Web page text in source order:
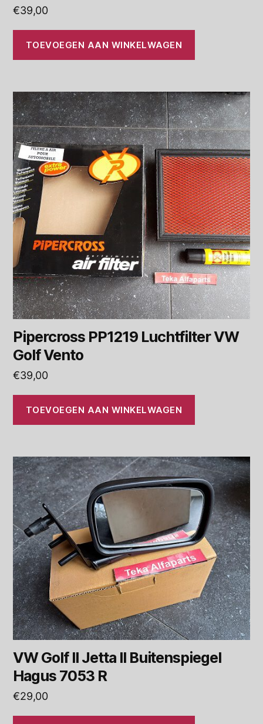
€39,00
TOEVOEGEN AAN WINKELWAGEN
Pipercross PP1219 Luchtfilter VW
Golf Vento
€39,00
TOEVOEGEN AAN WINKELWAGEN
VW Golf II Jetta II Buitenspiegel
Hagus 7053 R
€29,00